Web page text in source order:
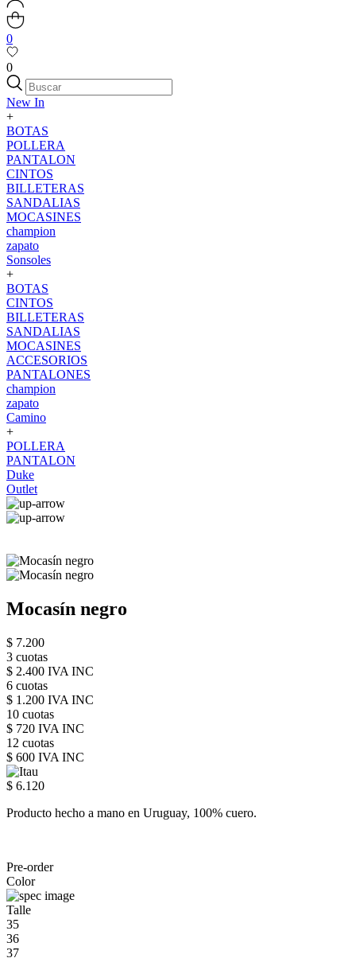
0
0
New In
+
BOTAS
POLLERA
PANTALON
CINTOS
BILLETERAS
SANDALIAS
MOCASINES
champion
zapato
Sonsoles
+
BOTAS
CINTOS
BILLETERAS
SANDALIAS
MOCASINES
ACCESORIOS
PANTALONES
champion
zapato
Camino
+
POLLERA
PANTALON
Duke
Outlet
Mocasín negro
$ 7.200
3 cuotas
$ 2.400 IVA INC
6 cuotas
$ 1.200 IVA INC
10 cuotas
$ 720 IVA INC
12 cuotas
$ 600 IVA INC
$ 6.120
Producto hecho a mano en Uruguay, 100% cuero.
Pre-order
Color
Talle
35
36
37